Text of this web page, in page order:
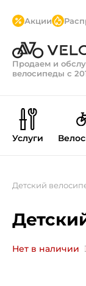
Акции
Продаем и
велосипеды с
Услуги
Детский
Нет в наличии